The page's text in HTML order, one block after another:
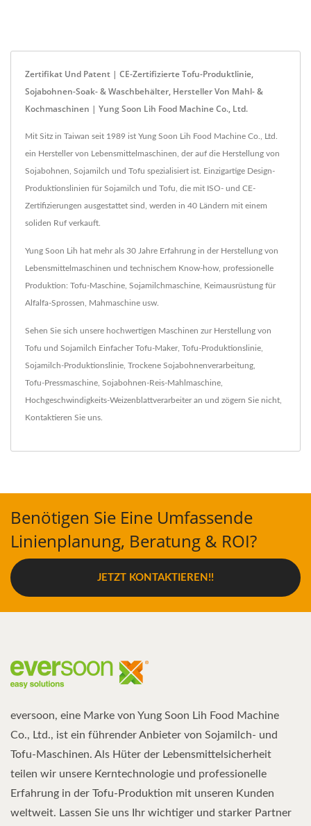
Zertifikat Und Patent | CE-Zertifizierte Tofu-Produktlinie,
Sojabohnen-Soak- & Waschbehälter, Hersteller Von Mahl- &
Kochmaschinen | Yung Soon Lih Food Machine Co., Ltd.
Mit Sitz in Taiwan seit 1989 ist Yung Soon Lih Food Machine Co., Ltd.
ein Hersteller von Lebensmittelmaschinen, der auf die Herstellung von
Sojabohnen, Sojamilch und Tofu spezialisiert ist. Einzigartige Design-
Produktionslinien für Sojamilch und Tofu, die mit ISO- und CE-
Zertifizierungen ausgestattet sind, werden in 40 Ländern mit einem
soliden Ruf verkauft.
Yung Soon Lih hat mehr als 30 Jahre Erfahrung in der Herstellung von
Lebensmittelmaschinen und technischem Know-how, professionelle
Produktion: Tofu-Maschine, Sojamilchmaschine, Keimausrüstung für
Alfalfa-Sprossen, Mahmaschine usw.
Sehen Sie sich unsere hochwertigen Maschinen zur Herstellung von
Tofu und Sojamilch Einfacher Tofu-Maker, Tofu-Produktionslinie
Sojamilch-Produktionslinie Trockene Sojabohnenverarbeitung
Tofu-Pressmaschine Sojabohnen-Reis-Mahlmaschine
Hochgeschwindigkeits-Weizenblattverarbeiteran und zögern Sie nicht,
Kontaktieren Sie uns
Benötigen Sie Eine Umfassende
Linienplanung, Beratung & ROI?
JETZT KONTAKTIEREN!!
eversoon, eine Marke von Yung Soon Lih Food Machine
Co., Ltd., ist ein führender Anbieter von Sojamilch- und
Tofu-Maschinen. Als Hüter der Lebensmittelsicherheit
teilen wir unsere Kerntechnologie und professionelle
Erfahrung in der Tofu-Produktion mit unseren Kunden
weltweit. Lassen Sie uns Ihr wichtiger und starker Partner